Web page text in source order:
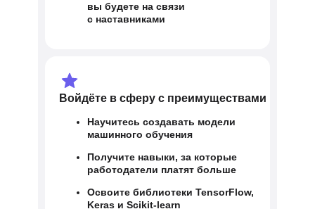
вы будете на связи
с наставниками
Войдёте в сферу с преимуществами
Научитесь создавать модели
машинного обучения
Получите навыки, за которые
работодатели платят больше
Освоите библиотеки TensorFlow,
Keras и Scikit-learn